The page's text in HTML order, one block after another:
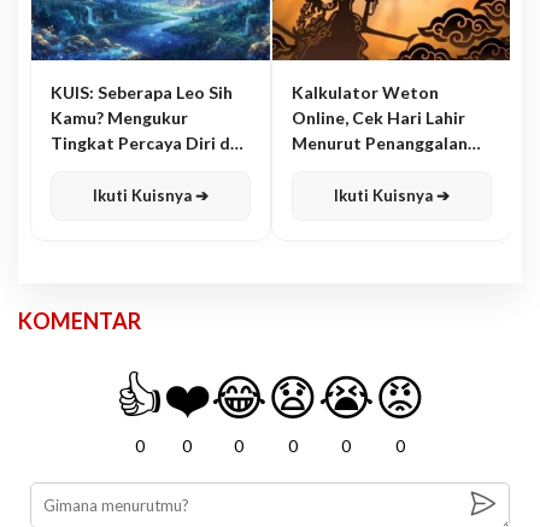
KUIS: Seberapa Leo Sih
Kamu? Mengukur
Tingkat Percaya Diri dan
Ikuti Kuisnya ➔
Kalkulator Weton
Online, Cek Hari Lahir
Menurut Penanggalan
Ikuti Kuisnya ➔
KOMENTAR
👍
0
❤️
0
😂
0
😧
0
😭
0
😡
0